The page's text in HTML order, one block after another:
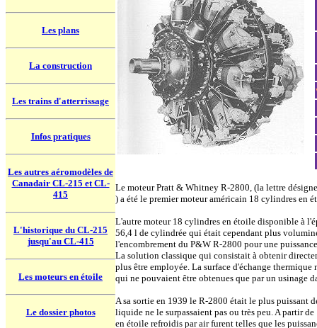
Les plans
La construction
Les trains d'atterrissage
Infos pratiques
Les autres aéromodèles de
Canadair CL-215 et CL-
415
L'historique du CL-215
jusqu'au CL-415
Les moteurs en étoile
Le dossier photos
Le moteur Pratt & Whitney R-2800, (la lettre
) a été le premier moteur américain 18 cylindres en
L'autre moteur 18 cylindres en étoile disponible à
56,4 l de cylindrée qui était cependant plus
l'encombrement du P&W R-2800 pour une
La solution classique qui consistait à obtenir
plus être employée. La surface d'échange
qui ne pouvaient être obtenues que par un usinage
A sa sortie en 1939 le R-2800 était le plus puissant
liquide ne le surpassaient pas ou très peu. A partir
en étoile refroidis par air furent telles que les